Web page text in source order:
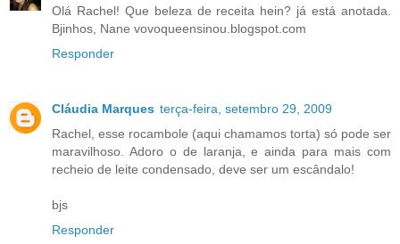
Olá Rachel! Que beleza de receita hein? já está anotada.
Bjinhos, Nane vovoqueensinou.blogspot.com
Responder
Cláudia Marques terça-feira, setembro 29, 2009
Rachel, esse rocambole (aqui chamamos torta) só pode ser
maravilhoso. Adoro o de laranja, e ainda para mais com
recheio de leite condensado, deve ser um escândalo!
bjs
Responder